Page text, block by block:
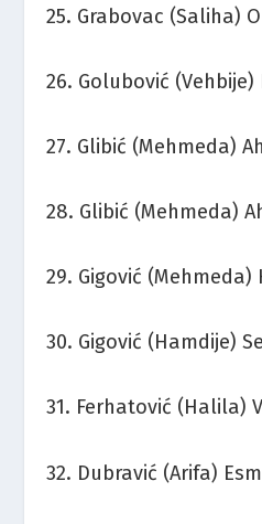
25. Grabovac (Saliha)
26. Golubović (Vehbije)
27. Glibić (Mehmeda)
28. Glibić (Mehmeda)
29. Gigović
30. Gigović (Hamdije)
31. Ferhatović (Halila)
32. Dubravić (Arifa)